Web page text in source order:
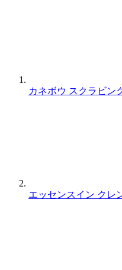
カネボウ スクラビン
エッセンスイン クレ